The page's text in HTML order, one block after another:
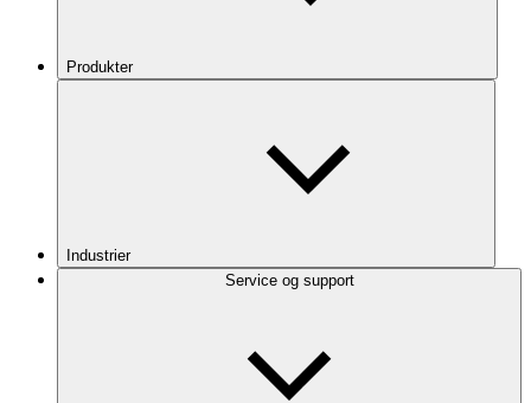
Produkter
Industrier
Service og support